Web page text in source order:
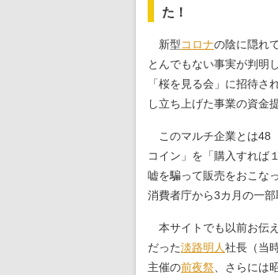
た！
新型コロナの陰に隠れ
とんでもない事実が判明し
「桜を見る会」に招待さ
し立ち上げた事業の資金
このマルチ企業とは48
コイン」を「購入すれば
嘘を騙って販売をおこな
消費者庁から3カ月の一部
本サイトでも以前お伝
だった淡路明人社長（当
主催の前夜祭 、さらには